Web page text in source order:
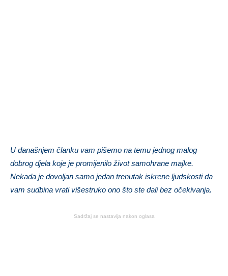
U današnjem članku vam pišemo na temu jednog malog
dobrog djela koje je promijenilo život samohrane majke.
Nekada je dovoljan samo jedan trenutak iskrene ljudskosti da
vam sudbina vrati višestruko ono što ste dali bez očekivanja.
Sadržaj se nastavlja nakon oglasa